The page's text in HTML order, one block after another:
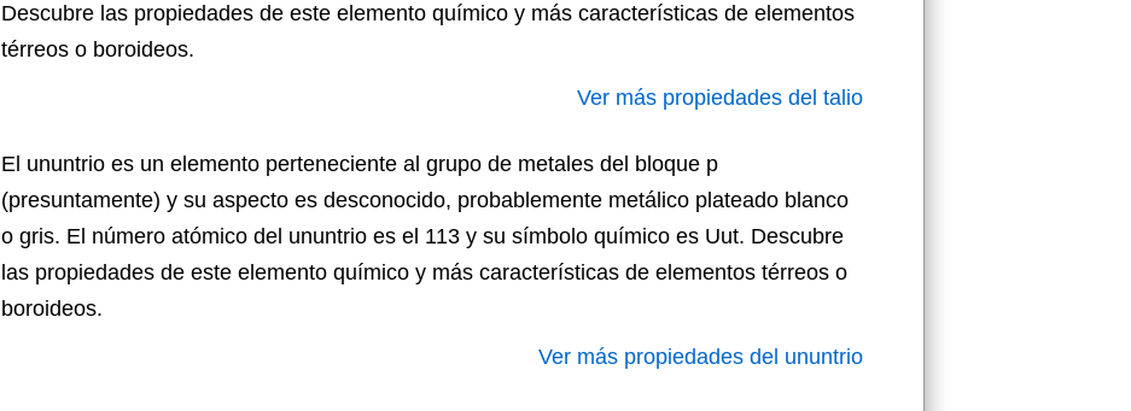
Descubre las propiedades de este elemento químico y más características de elementos
térreos o boroideos.
Ver más propiedades del talio
El ununtrio es un elemento perteneciente al grupo de metales del bloque p
(presuntamente) y su aspecto es desconocido, probablemente metálico plateado blanco
o gris. El número atómico del ununtrio es el 113 y su símbolo químico es Uut. Descubre
las propiedades de este elemento químico y más características de elementos térreos o
boroideos.
Ver más propiedades del ununtrio